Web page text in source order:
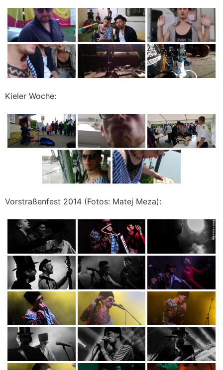
Kieler Woche:
Vorstraßenfest 2014 (Fotos: Matej Meza):